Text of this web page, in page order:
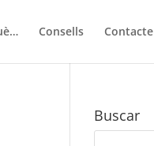
Consells Contacte
Buscar